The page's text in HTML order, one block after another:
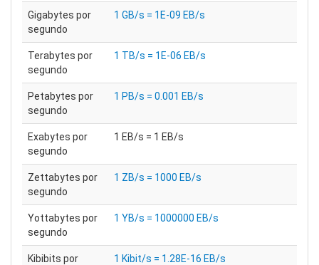
Gigabytes por
segundo
1 GB/s = 1E-09 EB/s
Terabytes por
segundo
1 TB/s = 1E-06 EB/s
Petabytes por
segundo
1 PB/s = 0.001 EB/s
Exabytes por
segundo
1 EB/s = 1 EB/s
Zettabytes por
segundo
1 ZB/s = 1000 EB/s
Yottabytes por
segundo
1 YB/s = 1000000 EB/s
Kibibits por
1 Kibit/s = 1.28E-16 EB/s